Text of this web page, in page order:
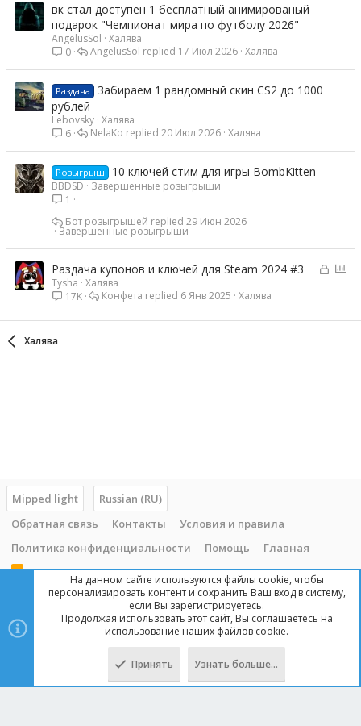
вк стал доступен 1 бесплатный анимированый
подарок "Чемпионат мира по футболу 2026"
AngelusSol Халява
0
Халява
17 Июл 2026
AngelusSol
Раздача
Забираем 1 рандомный скин CS2 до 1000
рублей
Lebovsky Халява
6
Халява
20 Июл 2026
NelaKo
Розыгрыш 10 ключей стим для игры BombKitten
BBDSD
Завершенные розыгрыши
1
Завершенные розыгрыши
29 Июн 2026
Бот розыгрышей
З
Раздача купонов и ключей для Steam 2024 #3
Tysha Халява
17K
Халява
6 Янв 2025
Конфета
Халява
Mipped light
Russian (RU)
Обратная связь
Контакты
Условия и правила
Политика конфиденциальности
Помощь Главная
R
Copyright © 2014 - 2025, mipped.com. Все права защищены. При
копировании материала с сайта, обратная ссылка обязательна!
На данном сайте используются файлы cookie, чтобы
персонализировать контент и сохранить Ваш вход в систему,
если Вы зарегистрируетесь.
Продолжая использовать этот сайт, Вы соглашаетесь на
использование наших файлов cookie.
Принять Узнать больше…